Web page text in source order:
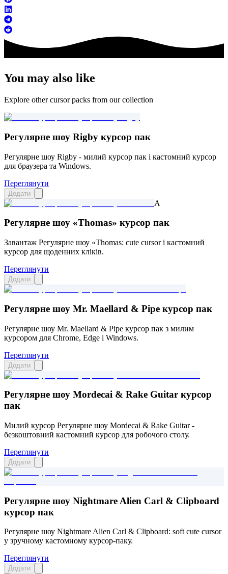
You may also like
Explore other cursor packs from our collection
Регулярне шоу Rigby курсор пак
Регулярне шоу Rigby - милий курсор пак і кастомний курсор
для браузера та Windows.
Переглянути
Додати
A
Регулярне шоу «Thomas» курсор пак
Завантаж Регулярне шоу «Thomas: cute cursor і кастомний
курсор для щоденних кліків.
Переглянути
Додати
Регулярне шоу Mr. Maellard & Pipe курсор пак
Регулярне шоу Mr. Maellard & Pipe курсор пак з милим
курсором для Chrome, Edge і Windows.
Переглянути
Додати
Регулярне шоу Mordecai & Rake Guitar курсор
пак
Милий курсор Регулярне шоу Mordecai & Rake Guitar -
безкоштовний кастомний курсор для робочого столу.
Переглянути
Додати
Регулярне шоу Nightmare Alien Carl & Clipboard
курсор пак
Регулярне шоу Nightmare Alien Carl & Clipboard: soft cute cursor
у зручному кастомному курсор-паку.
Переглянути
Додати